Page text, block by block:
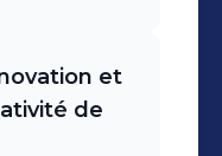
et
de